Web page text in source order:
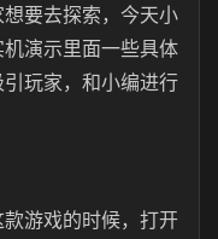
要去探索，今天小
演示里面一些具体
玩家，和小编进行
游戏的时候，打开